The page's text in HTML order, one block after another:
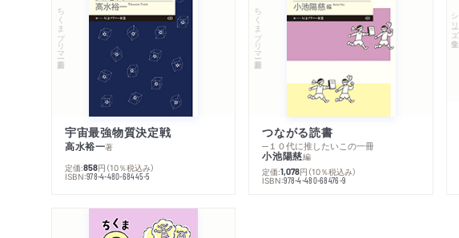
ちくまプリマー新書
宇宙最強物質決定戦
高水裕一著
定価:858円 （10％税込み）
ISBN:978-4-480-68445-5
ちくまプリマー新書
つながる読書
─１０代に推したいこの一冊
小池陽慈編
定価:1,078円 （10％税込み）
ISBN:978-4-480-68476-9
シリーズ・全集